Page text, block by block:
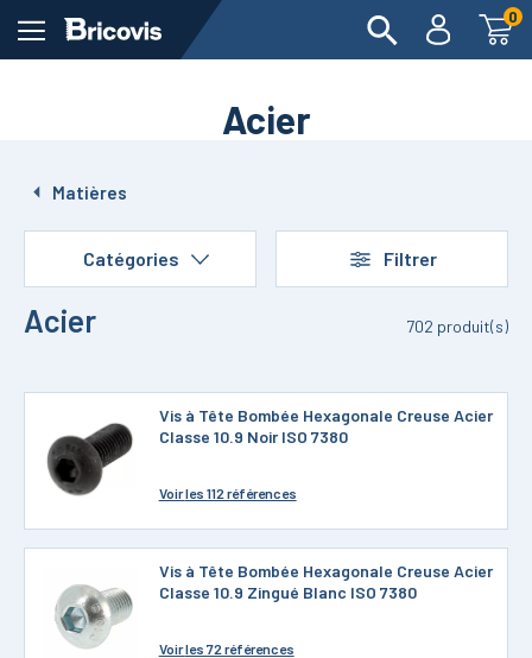
0
Acier
Matières
Catégories Filtrer
Acier 702 produit(s)
Vis à Tête Bombée Hexagonale Creuse Acier
Classe 10.9 Noir ISO 7380
Voirles 112 références
Vis à Tête Bombée Hexagonale Creuse Acier
Classe 10.9 Zingué Blanc ISO 7380
Voirles 72 références